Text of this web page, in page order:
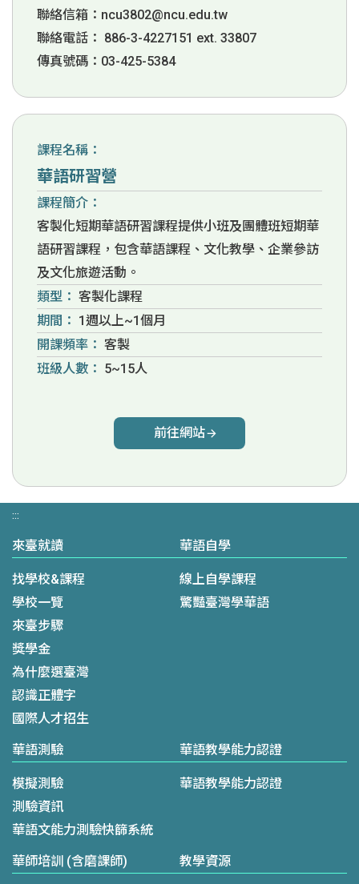
聯絡信箱： ncu3802@ncu.edu.tw
聯絡電話： 886-3-4227151 ext. 33807
傳真號碼：03-425-5384
課程名稱：
華語研習營
課程簡介：
客製化短期華語研習課程提供小班及團體班短期華
語研習課程，包含華語課程、文化教學、企業參訪
及文化旅遊活動。
類型： 客製化課程
期間： 1週以上~1個月
開課頻率： 客製
班級人數： 5~15人
前往網站
:::
來臺就讀
找學校&課程
學校一覽
來臺步驟
獎學金
為什麼選臺灣
認識正體字
國際人才招生
華語自學
線上自學課程
驚豔臺灣學華語
華語測驗
模擬測驗
測驗資訊
華語文能力測驗快篩系統
華語教學能力認證
華語教學能力認證
華師培訓 (含磨課師) 教學資源